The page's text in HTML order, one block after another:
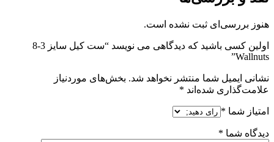
هنوز بررسی‌ای ثبت نشده است.
اولین کسی باشید که دیدگاهی می نویسد “ست کیل سایز 3-8
Wallnuts”
نشانی ایمیل شما منتشر نخواهد شد. بخش‌های موردنیاز
علامت‌گذاری شده‌اند *
امتیاز شما *
دیدگاه شما *